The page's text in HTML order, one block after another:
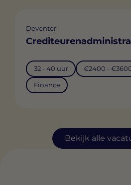
Bekijk alle
Deventer
32 - 40 uur €2400 -
Finance